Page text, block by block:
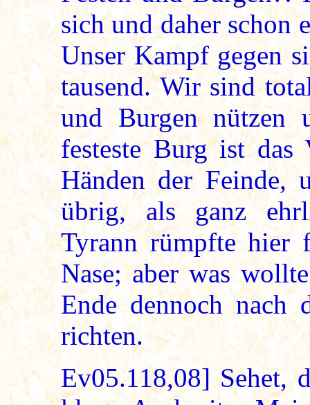
sich und daher schon
Unser Kampf gegen
tausend. Wir sind
und Burgen nützen
festeste Burg ist
Händen der Feinde,
übrig, als ganz
Tyrann rümpfte hier
Nase; aber was
Ende dennoch nach
richten.
Ev05.118,08] Sehet,